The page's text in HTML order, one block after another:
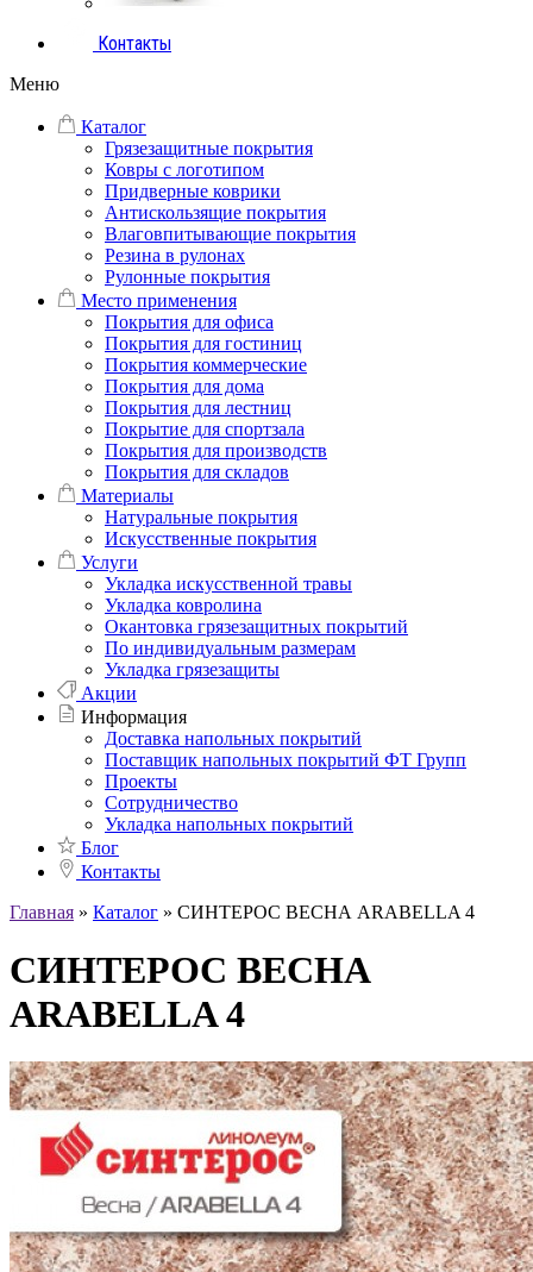
Контакты
Меню
Каталог
Грязезащитные покрытия
Ковры с логотипом
Придверные коврики
Антискользящие покрытия
Влаговпитывающие покрытия
Резина в рулонах
Рулонные покрытия
Место применения
Покрытия для офиса
Покрытия для гостиниц
Покрытия коммерческие
Покрытия для дома
Покрытия для лестниц
Покрытие для спортзала
Покрытия для производств
Покрытия для складов
Материалы
Натуральные покрытия
Искусственные покрытия
Услуги
Укладка искусственной травы
Укладка ковролина
Окантовка грязезащитных покрытий
По индивидуальным размерам
Укладка грязезащиты
Акции
Информация
Доставка напольных покрытий
Поставщик напольных покрытий ФТ Групп
Проекты
Сотрудничество
Укладка напольных покрытий
Блог
Контакты
Главная » Каталог » СИНТЕРОС ВЕСНА ARABELLA 4
СИНТЕРОС ВЕСНА
ARABELLA 4